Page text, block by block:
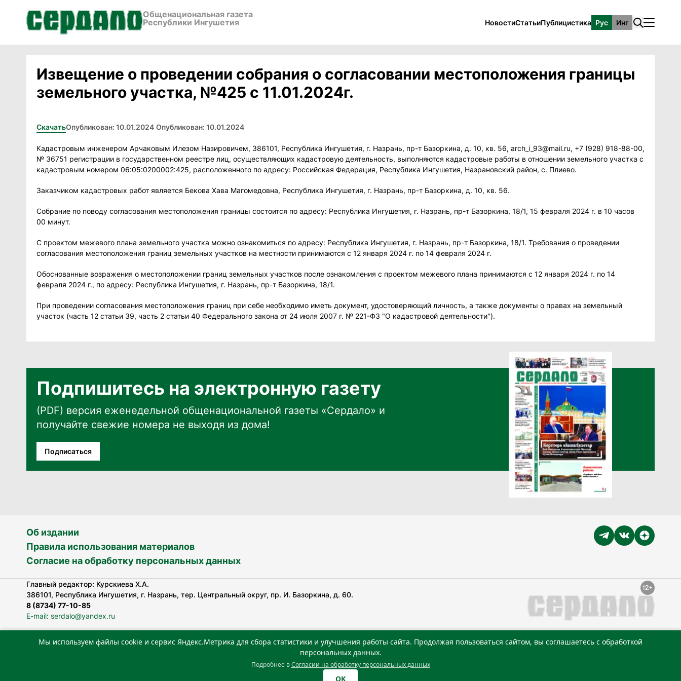
Общенациональная газета
Республики Ингушетия
НовостиСтатьиПублицистика Рус Инг
Извещение о проведении собрания о согласовании местоположения границы
земельного участка, №425 с 11.01.2024г.
СкачатьОпубликован: 10.01.2024 Опубликован: 10.01.2024
Кадастровым инженером Арчаковым Илезом Назировичем, 386101, Республика Ингушетия, г. Назрань, пр-т Базоркина, д. 10, кв. 56, arch_i_93@mail.ru, +7 (928) 918-88-00,
№ 36751 регистрации в государственном реестре лиц, осуществляющих кадастровую деятельность, выполняются кадастровые работы в отношении земельного участка с
кадастровым номером 06:05:0200002:425, расположенного по адресу: Российская Федерация, Республика Ингушетия, Назрановский район, с. Плиево.
Заказчиком кадастровых работ является Бекова Хава Магомедовна, Республика Ингушетия, г. Назрань, пр-т Базоркина, д. 10, кв. 56.
Собрание по поводу согласования местоположения границы состоится по адресу: Республика Ингушетия, г. Назрань, пр-т Базоркина, 18/1, 15 февраля 2024 г. в 10 часов
00 минут.
С проектом межевого плана земельного участка можно ознакомиться по адресу: Республика Ингушетия, г. Назрань, пр-т Базоркина, 18/1. Требования о проведении
согласования местоположения границ земельных участков на местности принимаются с 12 января 2024 г. по 14 февраля 2024 г.
Обоснованные возражения о местоположении границ земельных участков после ознакомления с проектом межевого плана принимаются с 12 января 2024 г. по 14
февраля 2024 г., по адресу: Республика Ингушетия, г. Назрань, пр-т Базоркина, 18/1.
При проведении согласования местоположения границ при себе необходимо иметь документ, удостоверяющий личность, а также документы о правах на земельный
участок (часть 12 статьи 39, часть 2 статьи 40 Федерального закона от 24 июля 2007 г. № 221-ФЗ "О кадастровой деятельности").
Подпишитесь на электронную газету
(PDF) версия еженедельной общенациональной газеты «Сердало» и
получайте свежие номера не выходя из дома!
Подписаться
Об издании
Правила использования материалов
Согласие на обработку персональных данных
Главный редактор: Курскиева Х.А.
386101, Республика Ингушетия, г. Назрань, тер. Центральный округ, пр. И. Базоркина, д. 60.
8 (8734) 77-10-85
E-mail: serdalo@yandex.ru
Сетевое издание «Сердало» зарегистрировано Федеральной службой по надзору в сфере связи, информационных
Реестровая запись СМИ: ЭЛ № ФС 77-78323 от 15.05.2020 г. Учредитель: Государственное автономное учреждение
Мы используем файлы cookie и сервис Яндекс.Метрика для сбора статистики и улучшения работы сайта. Продолжая пользоваться сайтом, вы соглашаетесь с обработкой
персональных данных.
Подробнее вСогласии на обработку персональных данных
OK